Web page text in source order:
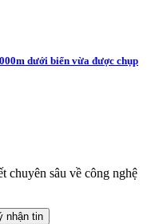
dưới biển vừa được chụp
chuyên sâu về công nghệ
nhận tin